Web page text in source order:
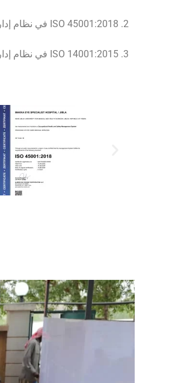
2. ISO 45001:2018 في نظام إدارة الصحة والسلامة المهنية، لضمان بيئة آمنة تحمي الكوادر الطبية والفنية والإدارية.
3. ISO 14001:2015 في نظام إدارة البيئة، مما يعزز الالتزام بالممارسات البيئية المستدامة وحماية الموارد